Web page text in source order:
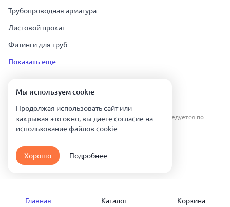
Трубопроводная арматура
Листовой прокат
Фитинги для труб
Показать ещё
Урал Тех Экспорт — Казахстан © 2019-
Все права защищены. Копирование информации преследуется по
Карта сайта
Политика конфиденциальности
Мы используем сookie
Продолжая использовать сайт или
закрывая это окно, вы даете согласие на
использование файлов сookie
Хорошо Подробнее
Главная Каталог Корзина